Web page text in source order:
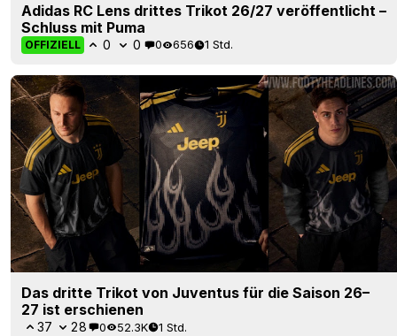
Adidas RC Lens drittes Trikot 26/27 veröffentlicht –
Schluss mit Puma
OFFIZIELL 0 0 0 656 1 Std.
Das dritte Trikot von Juventus für die Saison 26–
27 ist erschienen
37 28 0 52.3K 1 Std.